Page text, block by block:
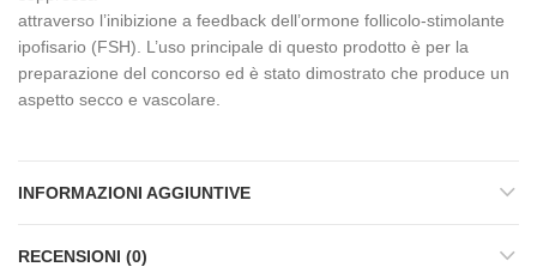
attraverso l’inibizione a feedback dell’ormone follicolo-stimolante
ipofisario (FSH). L’uso principale di questo prodotto è per la
preparazione del concorso ed è stato dimostrato che produce un
aspetto secco e vascolare.
INFORMAZIONI AGGIUNTIVE
RECENSIONI (0)